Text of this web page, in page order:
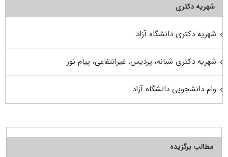
شهریه دکتری
شهریه دکتری دانشگاه آزاد
شهریه دکتری شبانه، پردیس، غیرانتفاعی، پیام نور
وام دانشجویی دانشگاه آزاد
مطالب برگزیده